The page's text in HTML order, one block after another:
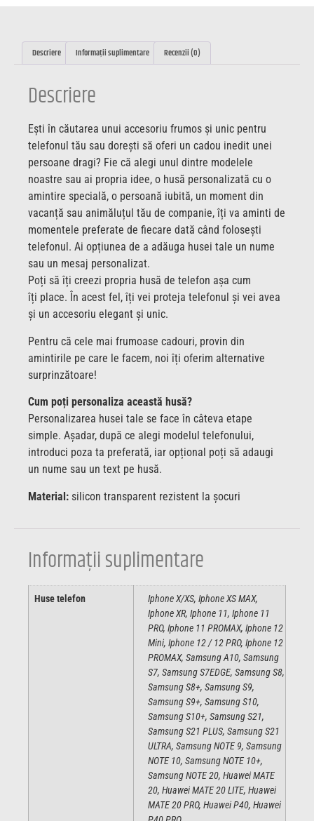
Descriere Informații suplimentare Recenzii (0)
Descriere
Ești în căutarea unui accesoriu frumos și unic pentru
telefonul tău sau dorești să oferi un cadou inedit unei
persoane dragi? Fie că alegi unul dintre modelele
noastre sau ai propria idee, o husă personalizată cu o
amintire specială, o persoană iubită, un moment din
vacanță sau animăluțul tău de companie, îți va aminti de
momentele preferate de fiecare dată când folosești
telefonul. Ai opțiunea de a adăuga husei tale un nume
sau un mesaj personalizat.
Poți să îți creezi propria husă de telefon așa cum
îți place. În acest fel, îți vei proteja telefonul și vei avea
și un accesoriu elegant și unic.
Pentru că cele mai frumoase cadouri, provin din
amintirile pe care le facem, noi îți oferim alternative
surprinzătoare!
Cum poți personaliza această husă?
Personalizarea husei tale se face în câteva etape
simple. Așadar, după ce alegi modelul telefonului,
introduci poza ta preferată, iar opțional poți să adaugi
un nume sau un text pe husă.
Material: silicon transparent rezistent la șocuri
Informații suplimentare
Huse telefon
Iphone X/XS, Iphone XS MAX,
Iphone XR, Iphone 11, Iphone 11
PRO, Iphone 11 PROMAX, Iphone 12
Mini, Iphone 12 / 12 PRO, Iphone 12
PROMAX, Samsung A10, Samsung
S7, Samsung S7EDGE, Samsung S8,
Samsung S8+, Samsung S9,
Samsung S9+, Samsung S10,
Samsung S10+, Samsung S21,
Samsung S21 PLUS, Samsung S21
ULTRA, Samsung NOTE 9, Samsung
NOTE 10, Samsung NOTE 10+,
Samsung NOTE 20, Huawei MATE
20, Huawei MATE 20 LITE, Huawei
MATE 20 PRO, Huawei P40, Huawei